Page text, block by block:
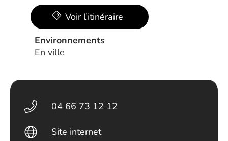
Voir l’itinéraire
Environnements
En ville
04 66 73 12 12
Site internet